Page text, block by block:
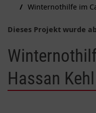
Winternothilfe im
Dieses Projekt wurde
Hassan